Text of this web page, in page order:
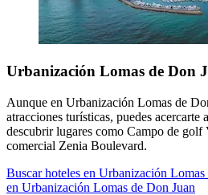
Urbanización Lomas de Don
Aunque en Urbanización Lomas de
atracciones turísticas, puedes acercarte
descubrir lugares como Campo de
comercial Zenia Boulevard.
Buscar hoteles en Urbanización Lomas
en Urbanización Lomas de Don Juan